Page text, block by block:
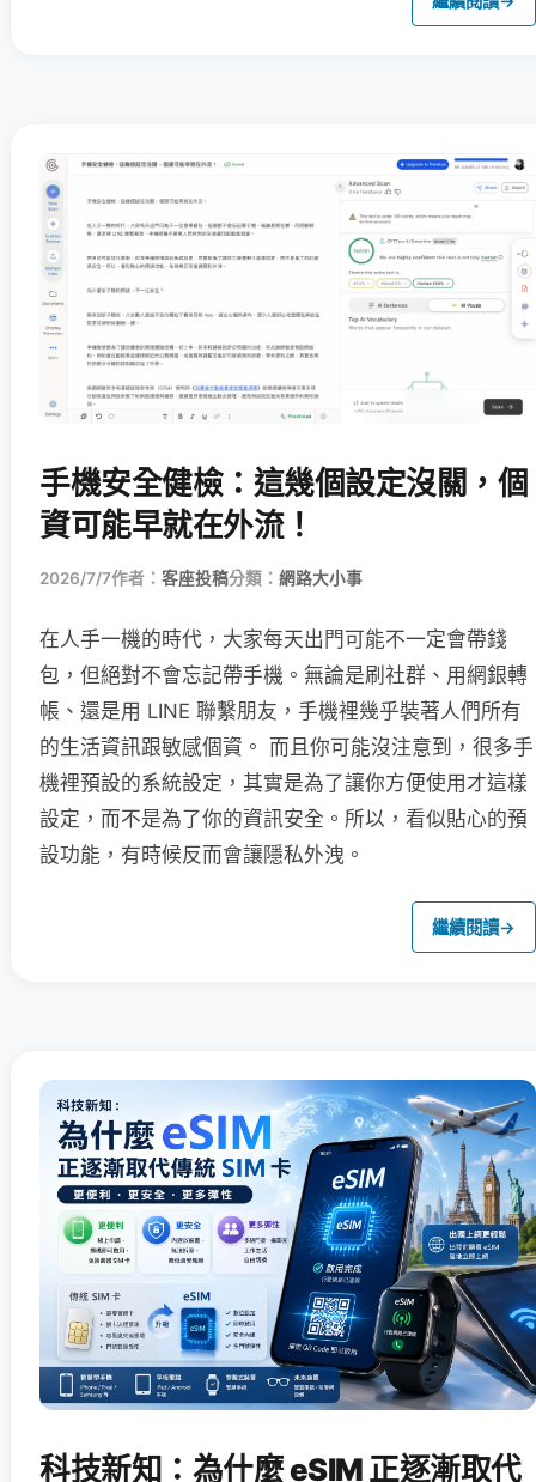
手機安全健檢：這幾個設定沒關，個
資可能早就在外流！
2026/7/7作者： 客座投稿分類： 網路大小事
在人手一機的時代，大家每天出門可能不一定會帶錢
包，但絕對不會忘記帶手機。無論是刷社群、用網銀轉
帳、還是用 LINE 聯繫朋友，手機裡幾乎裝著人們所有
的生活資訊跟敏感個資。 而且你可能沒注意到，很多手
機裡預設的系統設定，其實是為了讓你方便使用才這樣
設定，而不是為了你的資訊安全。所以，看似貼心的預
設功能，有時候反而會讓隱私外洩。
繼續閱讀→
科技新知：為什麼 eSIM 正逐漸取代